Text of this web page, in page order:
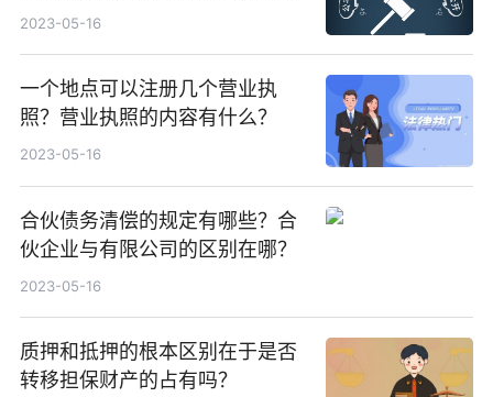
问题是什么？
2023-05-16
一个地点可以注册几个营业执
照？营业执照的内容有什么？
2023-05-16
合伙债务清偿的规定有哪些？合
伙企业与有限公司的区别在哪？
2023-05-16
质押和抵押的根本区别在于是否
转移担保财产的占有吗？